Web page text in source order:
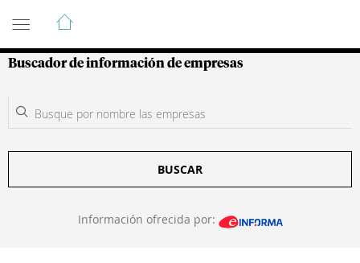
Guía de Empresas Colombianas
Buscador de información de empresas
BUSCAR
Información ofrecida por: